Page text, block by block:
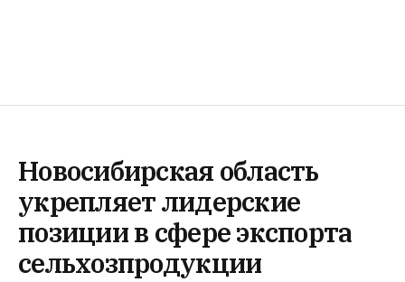
Новосибирская область
укрепляет лидерские
позиции в сфере экспорта
сельхозпродукции